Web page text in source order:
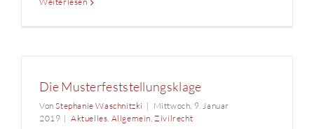
Die Musterfeststellungsklage
VonStephanie Waschnitzki | Mittwoch, 9. Januar
2019 | Aktuelles, Allgemein,Zivilrecht